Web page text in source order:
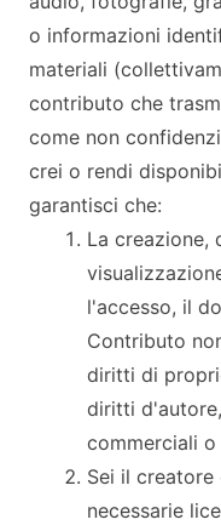
o informazioni
materiali
contributo che
come non
crei o rendi
garantisci che:
La creazione,
l'accesso, il
Contributo
diritti di
diritti
commerciali
Sei il
necessarie